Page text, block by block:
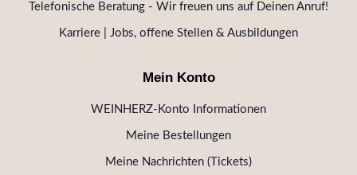
Telefonische Beratung - Wir freuen uns auf Deinen Anruf!
Karriere | Jobs, offene Stellen & Ausbildungen
Mein Konto
WEINHERZ-Konto Informationen
Meine Bestellungen
Meine Nachrichten (Tickets)